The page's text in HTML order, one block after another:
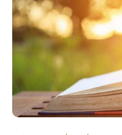
Giới thiệu
Dưỡng Linh
Thư viện
Bản tin